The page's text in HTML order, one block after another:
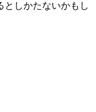
としかたないかもし